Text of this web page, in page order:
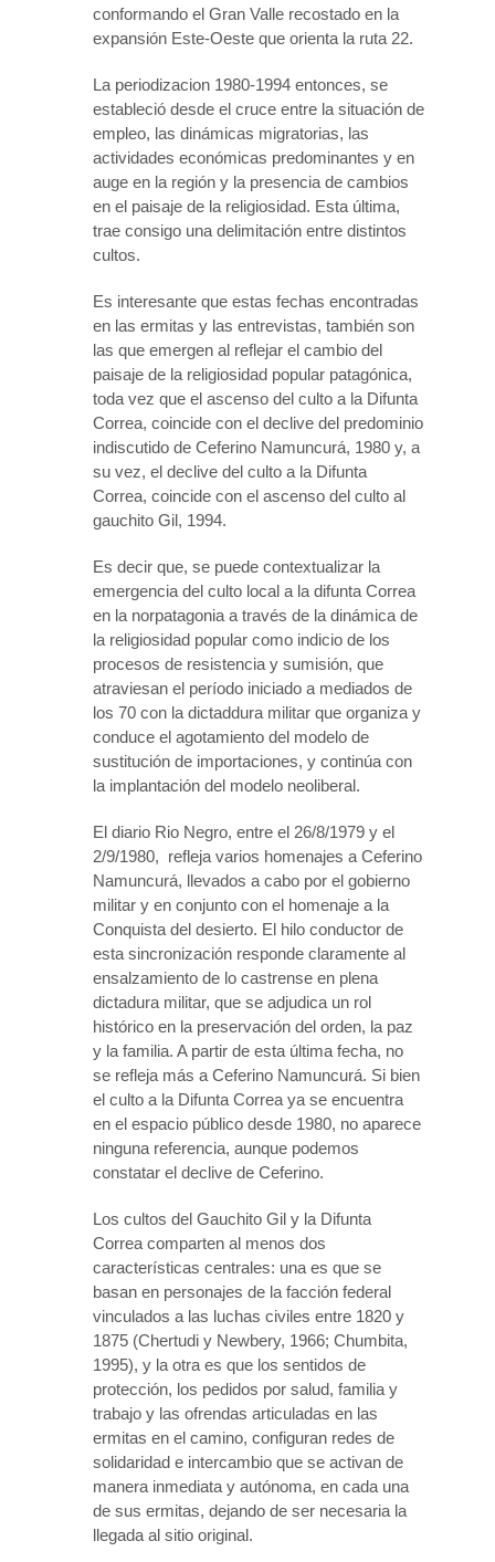
conformando el Gran Valle recostado en la
expansión Este-Oeste que orienta la ruta 22.
La periodizacion 1980-1994 entonces, se
estableció desde el cruce entre la situación de
empleo, las dinámicas migratorias, las
actividades económicas predominantes y en
auge en la región y la presencia de cambios
en el paisaje de la religiosidad. Esta última,
trae consigo una delimitación entre distintos
cultos.
Es interesante que estas fechas encontradas
en las ermitas y las entrevistas, también son
las que emergen al reflejar el cambio del
paisaje de la religiosidad popular patagónica,
toda vez que el ascenso del culto a la Difunta
Correa, coincide con el declive del predominio
indiscutido de Ceferino Namuncurá, 1980 y, a
su vez, el declive del culto a la Difunta
Correa, coincide con el ascenso del culto al
gauchito Gil, 1994.
Es decir que, se puede contextualizar la
emergencia del culto local a la difunta Correa
en la norpatagonia a través de la dinámica de
la religiosidad popular como indicio de los
procesos de resistencia y sumisión, que
atraviesan el período iniciado a mediados de
los 70 con la dictaddura militar que organiza y
conduce el agotamiento del modelo de
sustitución de importaciones, y continúa con
la implantación del modelo neoliberal.
El diario Rio Negro, entre el 26/8/1979 y el
2/9/1980, refleja varios homenajes a Ceferino
Namuncurá, llevados a cabo por el gobierno
militar y en conjunto con el homenaje a la
Conquista del desierto. El hilo conductor de
esta sincronización responde claramente al
ensalzamiento de lo castrense en plena
dictadura militar, que se adjudica un rol
histórico en la preservación del orden, la paz
y la familia. A partir de esta última fecha, no
se refleja más a Ceferino Namuncurá. Si bien
el culto a la Difunta Correa ya se encuentra
en el espacio público desde 1980, no aparece
ninguna referencia, aunque podemos
constatar el declive de Ceferino.
Los cultos del Gauchito Gil y la Difunta
Correa comparten al menos dos
características centrales: una es que se
basan en personajes de la facción federal
vinculados a las luchas civiles entre 1820 y
1875 (Chertudi y Newbery, 1966; Chumbita,
1995), y la otra es que los sentidos de
protección, los pedidos por salud, familia y
trabajo y las ofrendas articuladas en las
ermitas en el camino, configuran redes de
solidaridad e intercambio que se activan de
manera inmediata y autónoma, en cada una
de sus ermitas, dejando de ser necesaria la
llegada al sitio original.